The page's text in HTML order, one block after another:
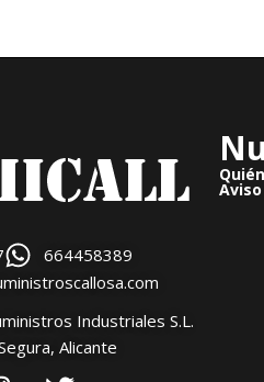
664458389
Industriales S.L.
Alicante